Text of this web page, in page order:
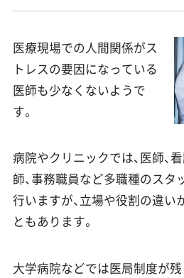
医療現場での人間関係がス
トレスの要因になっている
医師も少なくないようで
す。
病院やクリニックでは、医師、
師、事務職員など多職種のスタ
行いますが、立場や役割の違い
ともあります。
大学病院などでは医局制度が残